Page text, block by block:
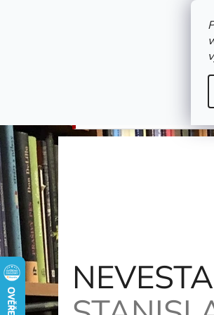
NEVESTA PREDANÁ